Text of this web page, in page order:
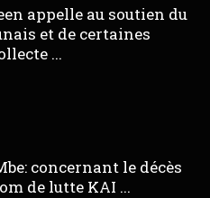
appelle au soutien du
et de certaines
...
concernant le décès
de lutte KAI ...